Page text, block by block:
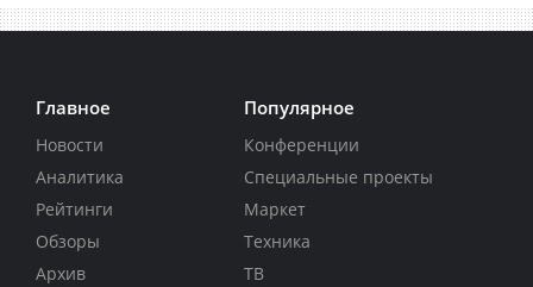
Главное
Новости
Аналитика
Рейтинги
Обзоры
Архив
Популярное
Конференции
Специальные проекты
Маркет
Техника
ТВ